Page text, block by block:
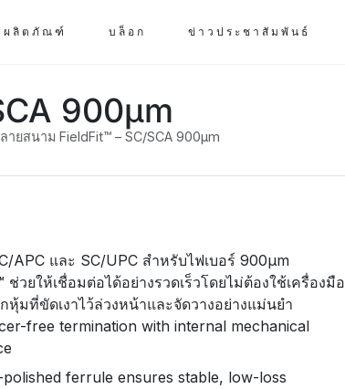
ผลิตภัณฑ์ บล็อก ข่าวประชาสัมพันธ์
900µm
ายสนาม FieldFit™ – SC/SCA 900µm
APC และ SC/UPC สำหรับไฟเบอร์ 900µm
ช่วยให้เชื่อมต่อได้อย่างรวดเร็วโดยไม่ต้องใช้เครื่องมือ
หุ้มที่ขัดเงาไว้ล่วงหน้าและจัดวางอย่างแม่นยำ
free termination with internal mechanical
polished ferrule ensures stable, low-loss